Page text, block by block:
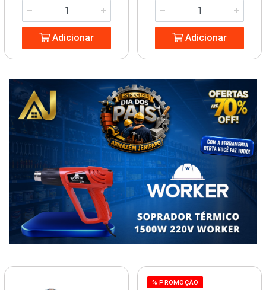
Adicionar Adicionar
% PROMOÇÃO